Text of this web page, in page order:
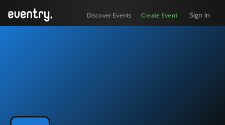
Discover Events Create Event Sign in